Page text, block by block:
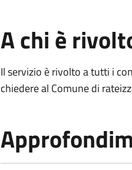
A chi è
Il servizio è rivolto a tutti i
chiedere al Comune di